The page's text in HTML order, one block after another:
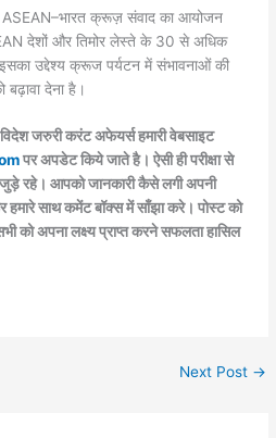
ASEAN–भारत क्रूज़ संवाद का आयोजन
देशों और तिमोर लेस्ते के 30 से अधिक
इसका उद्देश्य क्रूज पर्यटन में संभावनाओं की
देना है।
जरुरी करंट अफेयर्स हमारी वेबसाइट
पर अपडेट किये जाते है। ऐसी ही परीक्षा से
जुड़े रहे। आपको जानकारी कैसे लगी अपनी
हमारे साथ कमेंट बॉक्स में साँझा करे। पोस्ट को
को अपना लक्ष्य प्राप्त करने सफलता हासिल
Next Post →